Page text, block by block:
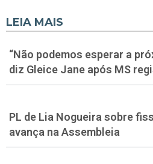
LEIA MAIS
“Não podemos esperar a
diz Gleice Jane após MS
PL de Lia Nogueira sobre
avança na Assembleia